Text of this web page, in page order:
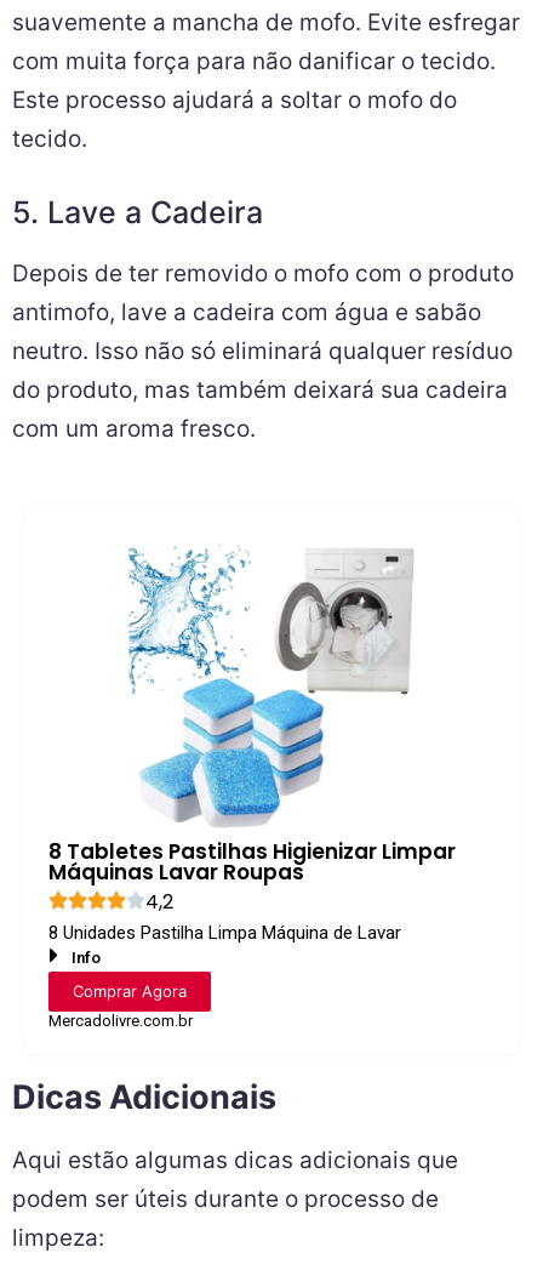
suavemente a mancha de mofo. Evite esfregar
com muita força para não danificar o tecido.
Este processo ajudará a soltar o mofo do
tecido.
5. Lave a Cadeira
Depois de ter removido o mofo com o produto
antimofo, lave a cadeira com água e sabão
neutro. Isso não só eliminará qualquer resíduo
do produto, mas também deixará sua cadeira
com um aroma fresco.
8 Tabletes Pastilhas Higienizar Limpar
Máquinas Lavar Roupas
4,2
8 Unidades Pastilha Limpa Máquina de Lavar
Info
Comprar Agora
Mercadolivre.com.br
Dicas Adicionais
Aqui estão algumas dicas adicionais que
podem ser úteis durante o processo de
limpeza: